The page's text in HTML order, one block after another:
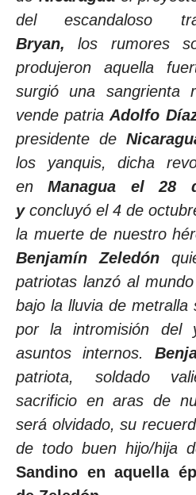
del escandaloso
Bryan, los rumores
produjeron aquella
surgió una sangrienta
vende patria Adolfo
presidente de
los yanquis, dicha
enManagua el 28
yconcluyó el 4 de
la muerte de nuestro
Benjamín Zeledón
patriotas lanzó al
bajo la lluvia de metralla
por la intromisión del
asuntos internos.
patriota, soldado
sacrificio en aras de
será olvidado, su
de todo buen hijo/hija
Sandino en aquella